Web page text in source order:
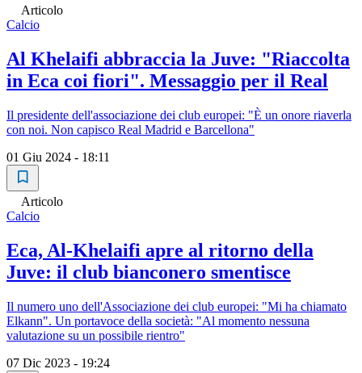
Articolo
Calcio
Al Khelaifi abbraccia la Juve: "Riaccolta
in Eca coi fiori". Messaggio per il Real
Il presidente dell'associazione dei club europei: "È un onore riaverla
con noi. Non capisco Real Madrid e Barcellona"
01 Giu 2024 - 18:11
Articolo
Calcio
Eca, Al-Khelaifi apre al ritorno della
Juve: il club bianconero smentisce
Il numero uno dell'Associazione dei club europei: "Mi ha chiamato
Elkann". Un portavoce della società: "Al momento nessuna
valutazione su un possibile rientro"
07 Dic 2023 - 19:24